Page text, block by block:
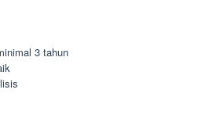
3 tahun